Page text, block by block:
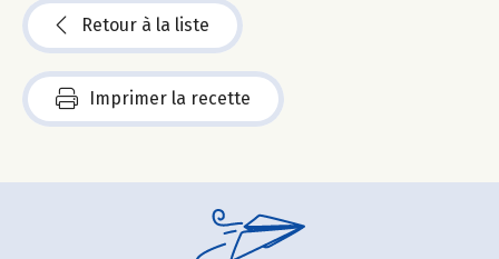
Retour à la liste
Imprimer la recette